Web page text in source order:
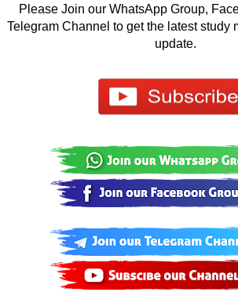
Please Join our WhatsApp Group,
Telegram Channel to get the latest study
update.